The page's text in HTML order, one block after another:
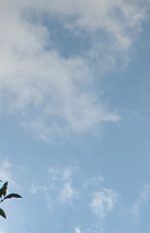
いろりと
伝教大